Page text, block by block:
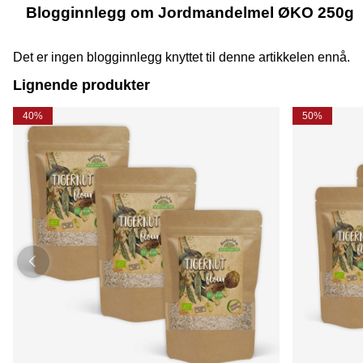
Blogginnlegg om Jordmandelmel ØKO 250g
Det er ingen blogginnlegg knyttet til denne artikkelen ennå.
Lignende produkter
40% 50%